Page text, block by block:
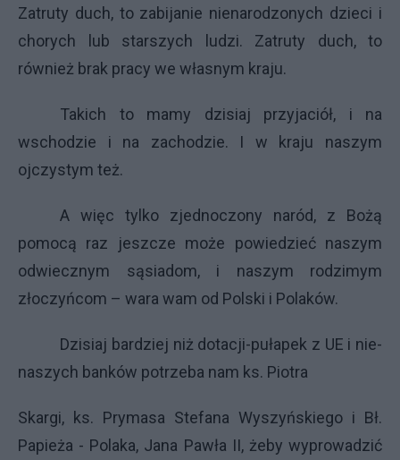
Zatruty duch, to zabijanie nienarodzonych dzieci i
chorych lub starszych ludzi. Zatruty duch, to
również brak pracy we własnym kraju.
Takich to mamy dzisiaj przyjaciół, i na
wschodzie i na zachodzie. I w kraju naszym
ojczystym też.
A więc tylko zjednoczony naród, z Bożą
pomocą raz jeszcze może powiedzieć naszym
odwiecznym sąsiadom, i naszym rodzimym
złoczyńcom – wara wam od Polski i Polaków.
Dzisiaj bardziej niż dotacji-pułapek z UE i nie-
naszych banków potrzeba nam ks. Piotra
Skargi, ks. Prymasa Stefana Wyszyńskiego i Bł.
Papieża - Polaka, Jana Pawła II, żeby wyprowadzić